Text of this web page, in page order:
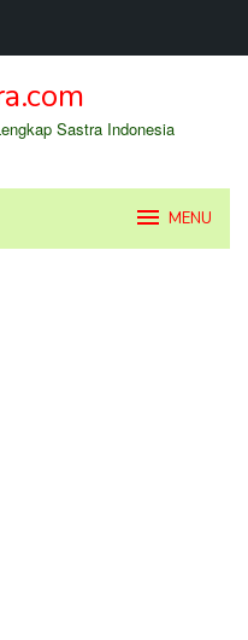
Sastra Indonesia
MENU